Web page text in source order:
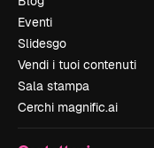
Eventi
Slidesgo
Vendi i tuoi contenuti
Sala stampa
Cerchi magnific.ai